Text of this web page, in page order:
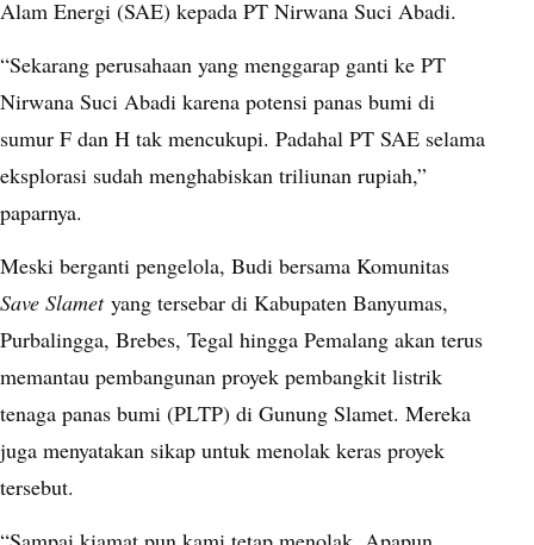
Alam Energi (SAE) kepada PT Nirwana Suci Abadi.
“Sekarang perusahaan yang menggarap ganti ke PT
Nirwana Suci Abadi karena potensi panas bumi di
sumur F dan H tak mencukupi. Padahal PT SAE selama
eksplorasi sudah menghabiskan triliunan rupiah,”
paparnya.
Meski berganti pengelola, Budi bersama Komunitas
Save Slametyang tersebar di Kabupaten Banyumas,
Purbalingga, Brebes, Tegal hingga Pemalang akan terus
memantau pembangunan proyek pembangkit listrik
tenaga panas bumi (PLTP) di Gunung Slamet. Mereka
juga menyatakan sikap untuk menolak keras proyek
tersebut.